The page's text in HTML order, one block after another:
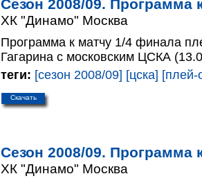
Сезон 2008/09. Программа
ХК "Динамо" Москва
Программа к матчу 1/4 финала
Гагарина с московским ЦСКА
теги: [сезон 2008/09] [цска]
Скачать
Сезон 2008/09. Программа
ХК "Динамо" Москва